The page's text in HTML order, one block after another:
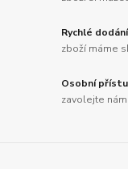
Rychlé dodání
zboží máme
Osobní
zavolejte